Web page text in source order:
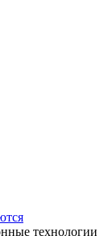
технологии